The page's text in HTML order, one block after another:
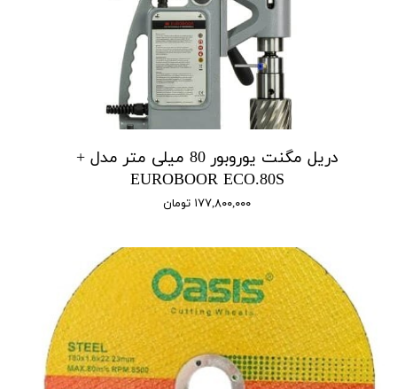
دریل مگنت یوروبور 80 میلی متر مدل +
EUROBOOR ECO.80S
۱۷۷,۸۰۰,۰۰۰ تومان